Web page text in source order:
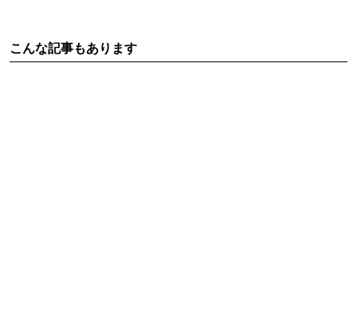
こんな記事もあります